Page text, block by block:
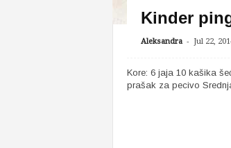
Kinder
Aleksandra - Jul 22,
Kore: 6 jaja 10 kašika
prašak za pecivo